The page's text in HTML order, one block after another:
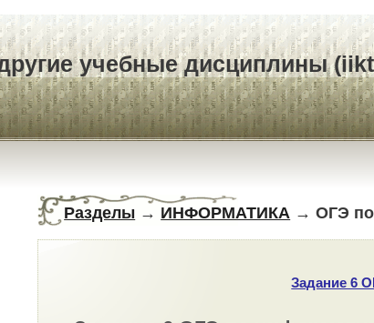
учебные дисциплины
Разделы → ИНФОРМАТИКА → ОГЭ
Задание 6